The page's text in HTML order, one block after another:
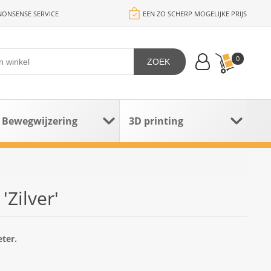
SERVICE EEN ZO SCHERP MOGELIJKE PRIJS
0
ZOEK
Bewegwijzering 3D printing